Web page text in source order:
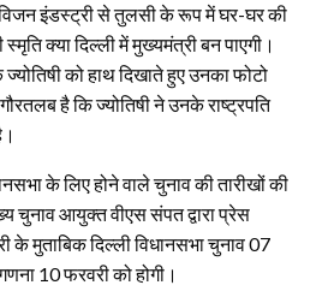
इंडस्ट्री से तुलसी के रूप में घर-घर की
क्या दिल्ली में मुख्यमंत्री बन पाएगी।
को हाथ दिखाते हुए उनका फोटो
है कि ज्योतिषी ने उनके राष्ट्रपति
के लिए होने वाले चुनाव की तारीखों की
चुनाव आयुक्त वीएस संपत द्वारा प्रेस
के मुताबिक दिल्ली विधानसभा चुनाव 07
10 फरवरी को होगी।